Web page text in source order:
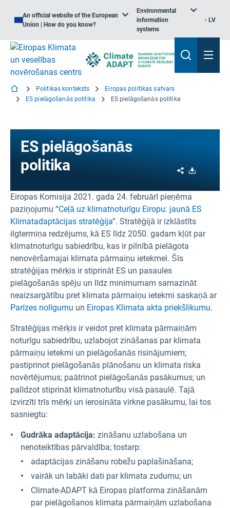
An official website of the European
Union | How do you know?
Environmental
information
systems
LV
Politikas konteksts
Eiropas politikas satvars
ES pielāgošanās politika
ES pielāgošanās politika
ES pielāgošanās
politika
Share
Eiropas Komisija 2021. gada 24. februārī pieņēma
paziņojumu “Ceļā uz klimatnoturīgu Eiropu: jaunā ES
Klimatadaptācijas stratēģija”. Stratēģijā ir izklāstīts
ilgtermiņa redzējums, kā ES līdz 2050. gadam kļūt par
klimatnoturīgu sabiedrību, kas ir pilnībā pielāgota
nenovēršamajai klimata pārmaiņu ietekmei. Šīs
stratēģijas mērķis ir stiprināt ES un pasaules
pielāgošanās spēju un līdz minimumam samazināt
neaizsargātību pret klimata pārmaiņu ietekmi saskaņā ar
Parīzes nolīgumu un Eiropas Klimata akta priekšlikumu.
Stratēģijas mērķis ir veidot pret klimata pārmaiņām
noturīgu sabiedrību, uzlabojot zināšanas par klimata
pārmaiņu ietekmi un pielāgošanās risinājumiem;
pastiprinot pielāgošanās plānošanu un klimata riska
novērtējumus; paātrinot pielāgošanās pasākumus; un
palīdzot stiprināt klimatnoturību visā pasaulē. Tajā
izvirzīti trīs mērķi un ierosināta virkne pasākumu, lai tos
sasniegtu:
Gudrāka adaptācija: zināšanu uzlabošana un
nenoteiktības pārvaldība; tostarp:
adaptācijas zināšanu robežu paplašināšana;
vairāk un labāki dati par klimata zudumu; un
Climate-ADAPT kā Eiropas platforma zināšanām
par pielāgošanos klimata pārmaiņām uzlabošana